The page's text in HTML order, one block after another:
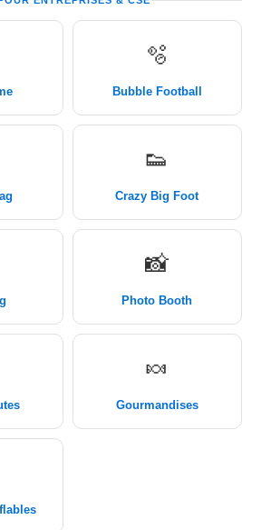
🫧
Bubble Football
👟
Crazy Big Foot
📸
Photo Booth
🍬
Gourmandises